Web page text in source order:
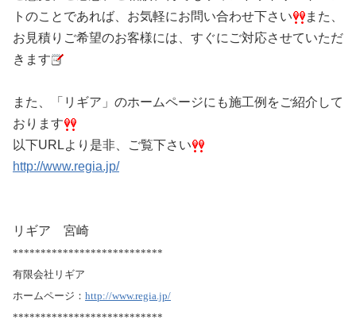
トのことであれば、お気軽にお問い合わせ下さい
また、
お見積りご希望のお客様には、すぐにご対応させていただ
きます
また、「リギア」のホームページにも施工例をご紹介して
おります
以下URLより是非、ご覧下さい
http://www.regia.jp/
リギア 宮崎
***************************
有限会社リギア
ホームページ： http://www.regia.jp/
***************************